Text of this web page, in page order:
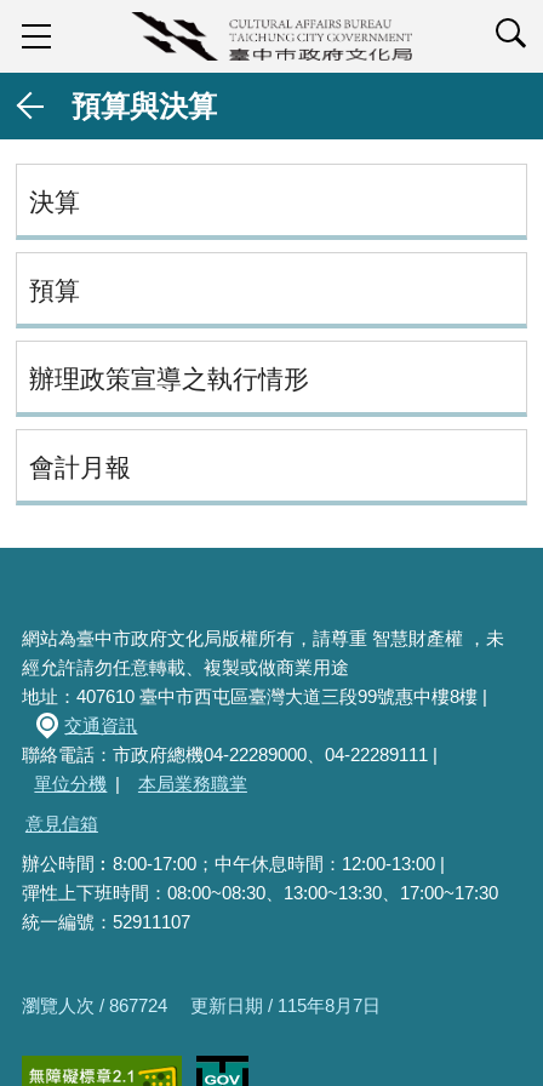
預算與決算
決算
預算
辦理政策宣導之執行情形
會計月報
網站為臺中市政府文化局版權所有，請尊重 智慧財產權 ，未
經允許請勿任意轉載、複製或做商業用途
地址：407610 臺中市西屯區臺灣大道三段99號惠中樓8樓 |
交通資訊
聯絡電話：市政府總機04-22289000、04-22289111 |
單位分機 |
本局業務職掌
意見信箱
辦公時間︰8:00-17:00；中午休息時間：12:00-13:00 |
彈性上下班時間：08:00~08:30、13:00~13:30、17:00~17:30
統一編號：52911107
瀏覽人次 / 867724 更新日期 / 115年8月7日